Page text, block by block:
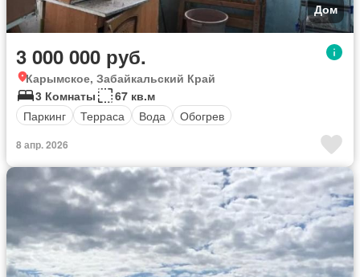
Дом
3 000 000 руб.
Карымское, Забайкальский Край
3 Комнаты
67 кв.м
Паркинг
Терраса Вода Обогрев
8 апр. 2026